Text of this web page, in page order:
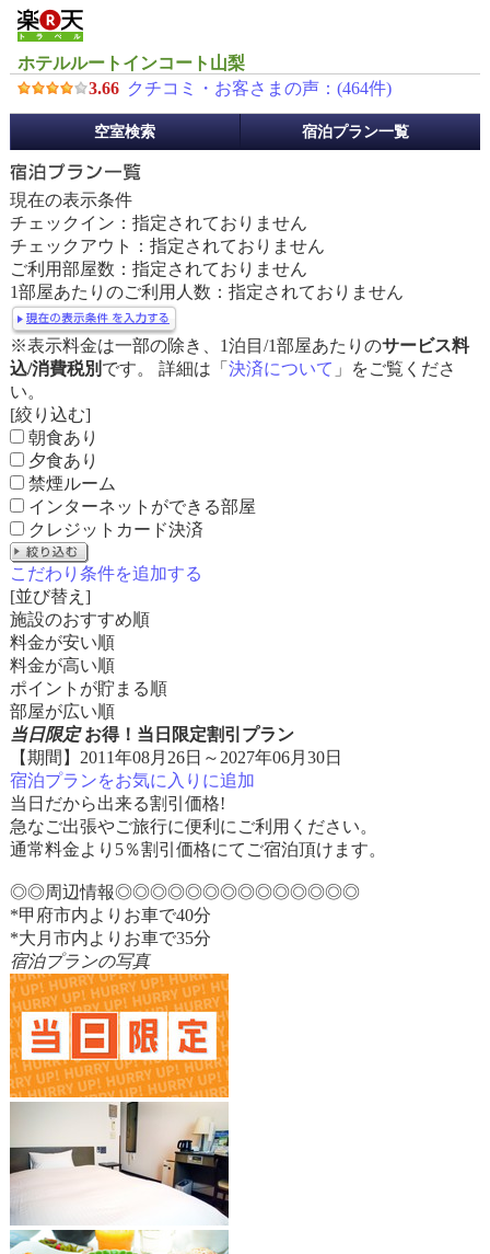
ホテルルートインコート山梨
3.66 クチコミ・お客さまの声：(464件)
約
メ
ニ
ュ
ー
空室検索 宿泊プラン一覧
現在の表示条件
チェックイン：指定されておりません
チェックアウト：指定されておりません
ご利用部屋数：指定されておりません
1部屋あたりのご利用人数：指定されておりません
※表示料金は一部の除き、1泊目/1部屋あたりのサービス料
込/消費税別 です。 詳細は「 決済について 」をご覧くださ
い。
[絞り込む]
朝食あり
夕食あり
禁煙ルーム
インターネットができる部屋
クレジットカード決済
こだわり条件を追加する
[並び替え]
施設のおすすめ順
料金が安い順
料金が高い順
ポイントが貯まる順
部屋が広い順
当日限定お得！当日限定割引プラン
【期間】2011年08月26日～2027年06月30日
宿泊プランをお気に入りに追加
当日だから出来る割引価格!
急なご出張やご旅行に便利にご利用ください。
通常料金より5％割引価格にてご宿泊頂けます。
◎◎周辺情報◎◎◎◎◎◎◎◎◎◎◎◎◎◎
*甲府市内よりお車で40分
*大月市内よりお車で35分
宿泊プランの写真